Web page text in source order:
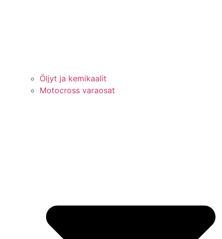
Öljyt ja kemikaalit
Motocross varaosat